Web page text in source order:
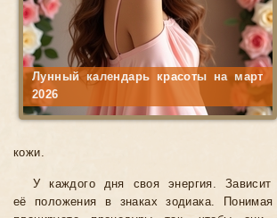
Лунный календарь красоты на март
2026
кожи.
У каждого дня своя энергия.
её положения в знаках зодиака.